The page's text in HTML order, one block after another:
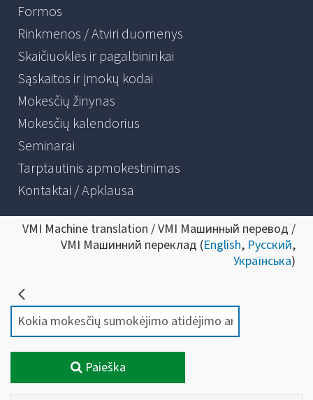
Formos
Rinkmenos / Atviri duomenys
Skaičiuoklės ir pagalbininkai
Sąskaitos ir įmokų kodai
Mokesčių žinynas
Mokesčių kalendorius
Seminarai
Tarptautinis apmokestinimas
Kontaktai / Apklausa
VMI Machine translation / VMI Машинный перевод /
VMI Машинний переклад (English, Русский,
Українська)
Paieška